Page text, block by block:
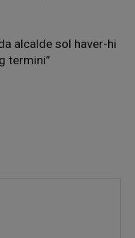
alcalde sol haver-hi
termini”